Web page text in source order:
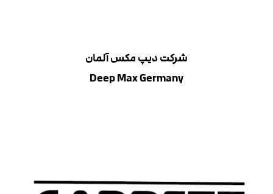
شرکت دیپ مکس آلمان
Deep Max Germany